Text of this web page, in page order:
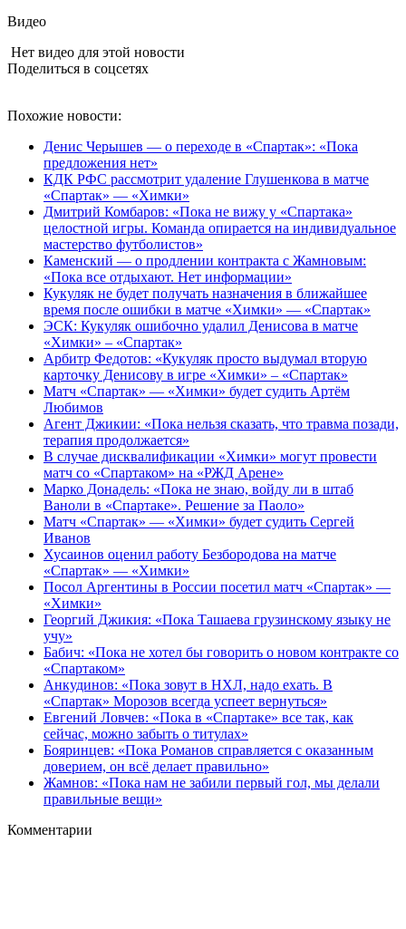
Видео
Нет видео для этой новости
Поделиться в соцсетях
Похожие новости:
Денис Черышев — о переходе в «Спартак»: «Пока
предложения нет»
КДК РФС рассмотрит удаление Глушенкова в матче
«Спартак» — «Химки»
Дмитрий Комбаров: «Пока не вижу у «Спартака»
целостной игры. Команда опирается на индивидуальное
мастерство футболистов»
Каменский — о продлении контракта с Жамновым:
«Пока все отдыхают. Нет информации»
Кукуляк не будет получать назначения в ближайшее
время после ошибки в матче «Химки» — «Спартак»
ЭСК: Кукуляк ошибочно удалил Денисова в матче
«Химки» – «Спартак»
Арбитр Федотов: «Кукуляк просто выдумал вторую
карточку Денисову в игре «Химки» – «Спартак»
Матч «Спартак» — «Химки» будет судить Артём
Любимов
Агент Джикии: «Пока нельзя сказать, что травма позади,
терапия продолжается»
В случае дисквалификации «Химки» могут провести
матч со «Спартаком» на «РЖД Арене»
Марко Донадель: «Пока не знаю, войду ли в штаб
Ваноли в «Спартаке». Решение за Паоло»
Матч «Спартак» — «Химки» будет судить Сергей
Иванов
Хусаинов оценил работу Безбородова на матче
«Спартак» — «Химки»
Посол Аргентины в России посетил матч «Спартак» —
«Химки»
Георгий Джикия: «Пока Ташаева грузинскому языку не
учу»
Бабич: «Пока не хотел бы говорить о новом контракте со
«Спартаком»
Анкудинов: «Пока зовут в НХЛ, надо ехать. В
«Спартак» Морозов всегда успеет вернуться»
Евгений Ловчев: «Пока в «Спартаке» все так, как
сейчас, можно забыть о титулах»
Бояринцев: «Пока Романов справляется с оказанным
доверием, он всё делает правильно»
Жамнов: «Пока нам не забили первый гол, мы делали
правильные вещи»
Комментарии